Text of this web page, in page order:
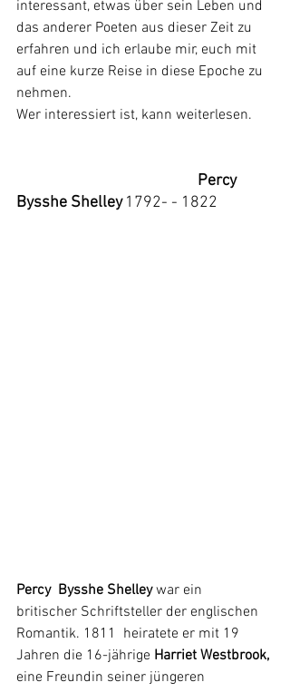
interessant, etwas über sein Leben und
das anderer Poeten aus dieser Zeit zu
erfahren und ich erlaube mir, euch mit
auf eine kurze Reise in diese Epoche zu
nehmen.
Wer interessiert ist, kann weiterlesen.
Percy
Bysshe Shelley 1792- - 1822
Percy  Bysshe Shelley war ein
britischer Schriftsteller der englischen
Romantik. 1811  heiratete er mit 19
Jahren die 16-jährige Harriet Westbrook,
eine Freundin seiner jüngeren